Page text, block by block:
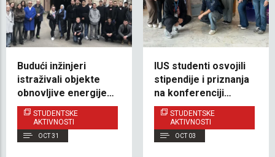
Budući inžinjeri
istraživali objekte
obnovljive energije u
Jablanici i Mostaru
STUDENTSKE
AKTIVNOSTI
OCT 31
IUS studenti osvojili
stipendije i priznanja
na konferenciji
WomENcourage 2025
STUDENTSKE
AKTIVNOSTI
OCT 03